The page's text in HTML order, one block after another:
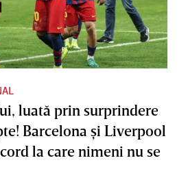
luată prin surprindere
Barcelona şi Liverpool
la care nimeni nu se